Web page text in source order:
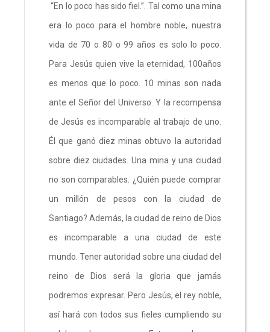
“En lo poco has sido fiel.”. Tal como una mina
era lo poco para el hombre noble, nuestra
vida de 70 o 80 o 99 años es solo lo poco.
Para Jesús quien vive la eternidad, 100años
es menos que lo poco. 10 minas son nada
ante el Señor del Universo. Y la recompensa
de Jesús es incomparable al trabajo de uno.
Él que ganó diez minas obtuvo la autoridad
sobre diez ciudades. Una mina y una ciudad
no son comparables. ¿Quién puede comprar
un millón de pesos con la ciudad de
Santiago? Además, la ciudad de reino de Dios
es incomparable a una ciudad de este
mundo. Tener autoridad sobre una ciudad del
reino de Dios será la gloria que jamás
podremos expresar. Pero Jesús, el rey noble,
así hará con todos sus fieles cumpliendo su